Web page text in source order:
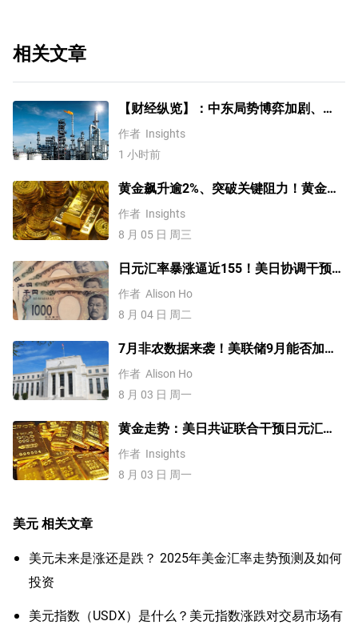
相关文章
【财经纵览】：中东局势博弈加剧、
WTI原油涨超4%，10年期美债收益率、
美元反弹，道指终结五连涨！
作者 Insights
1 小时前
黄金飙升逾2%、突破关键阻力！黄金、
WTI原油、美元指数、纳指100指数技术
分析
作者 Insights
8 月 05 日 周三
日元汇率暴涨逼近155！美日协调干预后
，未来上涨还是下跌？
作者 Alison Ho
8 月 04 日 周二
7月非农数据来袭！美联储9月能否加
息？黄金、美元行情一触即发
作者 Alison Ho
8 月 03 日 周一
黄金走势：美日共证联合干预日元汇
率、美元失守100！金价缘何难涨？
作者 Insights
8 月 03 日 周一
美元相关文章
美元未来是涨还是跌？ 2025年美金汇率走势预测及如何
投资
美元指数（USDX）是什么？美元指数涨跌对交易市场有